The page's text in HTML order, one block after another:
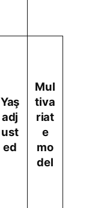
Yaş
adj
ust
ed
Mul
tiva
riat
e
mo
del